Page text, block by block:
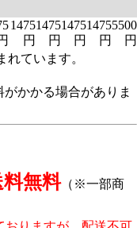
1475
円
1475
円
1475
円
1475
円
5500
円
れています。
かかる場合がありま
無料（※一部商